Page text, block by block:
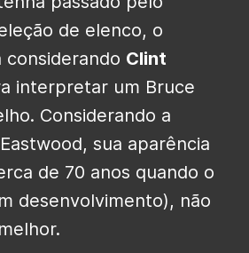
de elenco, o
considerando Clint
interpretar um Bruce
Considerando a
sua aparência
de 70 anos quando o
desenvolvimento), não